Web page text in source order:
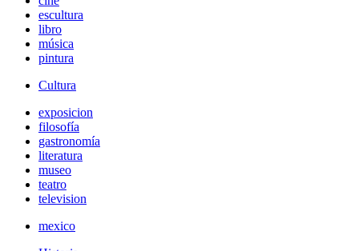
escultura
libro
música
pintura
Cultura
exposicion
filosofía
gastronomía
literatura
museo
teatro
television
mexico